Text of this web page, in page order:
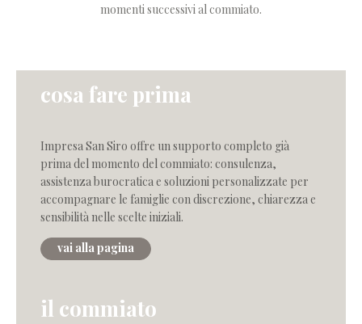
momenti successivi al commiato.
cosa fare prima
Impresa San Siro offre un supporto completo già
prima del momento del commiato: consulenza,
assistenza burocratica e soluzioni personalizzate per
accompagnare le famiglie con discrezione, chiarezza e
sensibilità nelle scelte iniziali.
vai alla pagina
il commiato